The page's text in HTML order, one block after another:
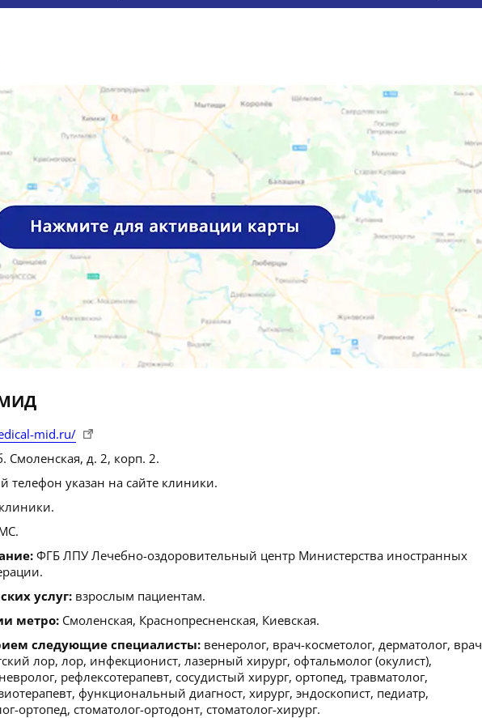
mid.ru/
Смоленская, д. 2, корп. 2.
телефон указан на сайте клиники.
ФГБ ЛПУ Лечебно-оздоровительный центр Министерства иностранных
услуг: взрослым пациентам.
метро: Смоленская, Краснопресненская, Киевская.
следующие специалисты: венеролог, врач-косметолог, дерматолог, врач
лор, лор, инфекционист, лазерный хирург, офтальмолог (окулист),
рефлексотерапевт, сосудистый хирург, ортопед, травматолог,
функциональный диагност, хирург, эндоскопист, педиатр,
ортопед, стоматолог-ортодонт, стоматолог-хирург.